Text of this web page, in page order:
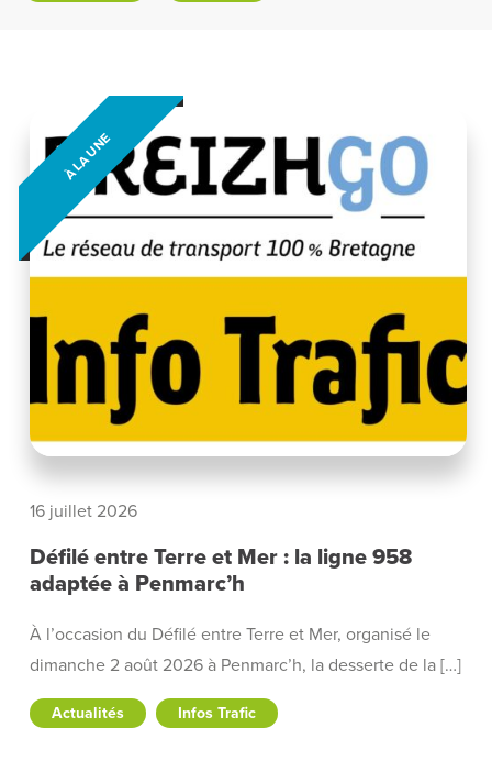
À LA UNE
16 juillet 2026
Défilé entre Terre et Mer : la ligne 958
adaptée à Penmarc’h
À l’occasion du Défilé entre Terre et Mer, organisé le
dimanche 2 août 2026 à Penmarc’h, la desserte de la […]
Actualités Infos Trafic